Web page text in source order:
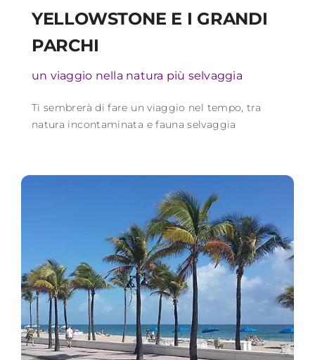
YELLOWSTONE E I GRANDI
PARCHI
un viaggio nella natura più selvaggia
Ti sembrerà di fare un viaggio nel tempo, tra
natura incontaminata e fauna selvaggia